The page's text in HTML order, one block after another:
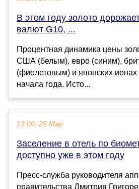
В этом году золото
валют G10, ...
Процентная динамика цены
США (белым), евро (синим),
(фиолетовым) и японских
начала года. Исто...
13:00, 25 Мар
Заселение в отель по
доступно уже в этом году
Пресс-служба руководителя
правительства Дмитрия